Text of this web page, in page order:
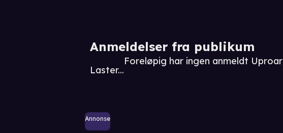
Anmeldelser fra publikum
Laster...
Foreløpig har ingen anmeldt Uproar
Annonse